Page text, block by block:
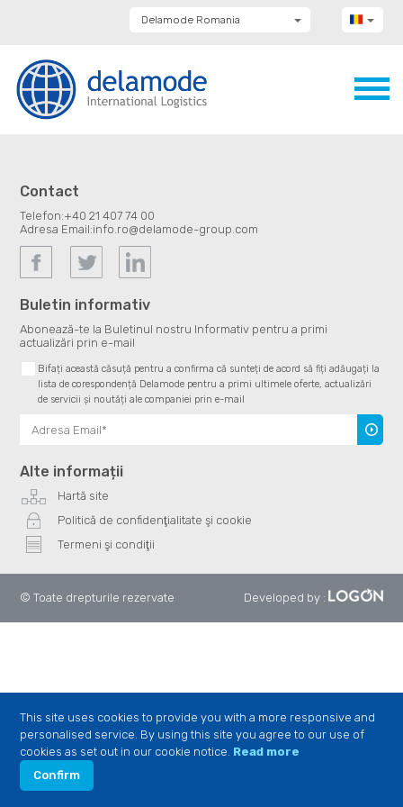
Delamode Romania
Delamode Bulgaria
Delamode Estonia
Delamode Latvia
Contact
Telefon:+40 21 407 74 00
Adresa Email:info.ro@delamode-group.com
Buletin informativ
Abonează-te la Buletinul nostru Informativ pentru a primi
actualizări prin e-mail
Bifați această căsuță pentru a confirma că sunteți de acord să fiți adăugați la
lista de corespondență Delamode pentru a primi ultimele oferte, actualizări
de servicii și noutăți ale companiei prin e-mail
Alte informații
Hartă site
Politică de confidenţialitate şi cookie
Termeni şi condiţii
© Toate drepturile rezervate Developed by :
This site uses cookies to provide you with a more responsive and
personalised service. By using this site you agree to our use of
cookies as set out in our cookie notice. Read more
Confirm